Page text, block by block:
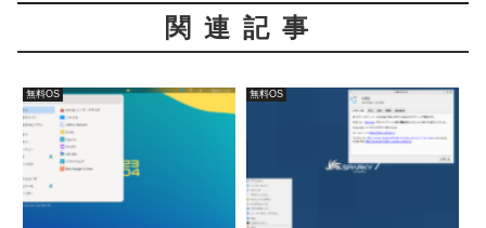
関連記事
無料OS 無料OS